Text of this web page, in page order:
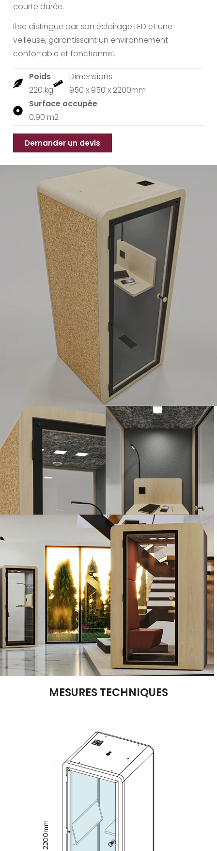
courte durée.
Il se distingue par son éclairage LED et une
veilleuse, garantissant un environnement
confortable et fonctionnel.
Poids
220 kg
Dimensions
950 x 950 x 2200mm
Surface occupée
0,90 m2
Demander un devis
MESURES TECHNIQUES